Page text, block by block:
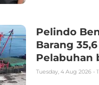
Pelindo
Barang
Pelabuhan
Tuesday, 4 Aug 2026 -